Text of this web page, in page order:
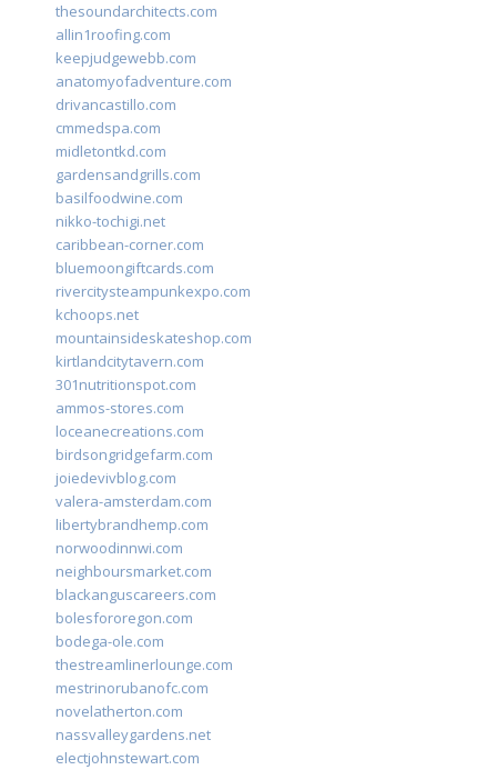
thesoundarchitects.com
allin1roofing.com
keepjudgewebb.com
anatomyofadventure.com
drivancastillo.com
cmmedspa.com
midletontkd.com
gardensandgrills.com
basilfoodwine.com
nikko-tochigi.net
caribbean-corner.com
bluemoongiftcards.com
rivercitysteampunkexpo.com
kchoops.net
mountainsideskateshop.com
kirtlandcitytavern.com
301nutritionspot.com
ammos-stores.com
loceanecreations.com
birdsongridgefarm.com
joiedevivblog.com
valera-amsterdam.com
libertybrandhemp.com
norwoodinnwi.com
neighboursmarket.com
blackanguscareers.com
bolesfororegon.com
bodega-ole.com
thestreamlinerlounge.com
mestrinorubanofc.com
novelatherton.com
nassvalleygardens.net
electjohnstewart.com